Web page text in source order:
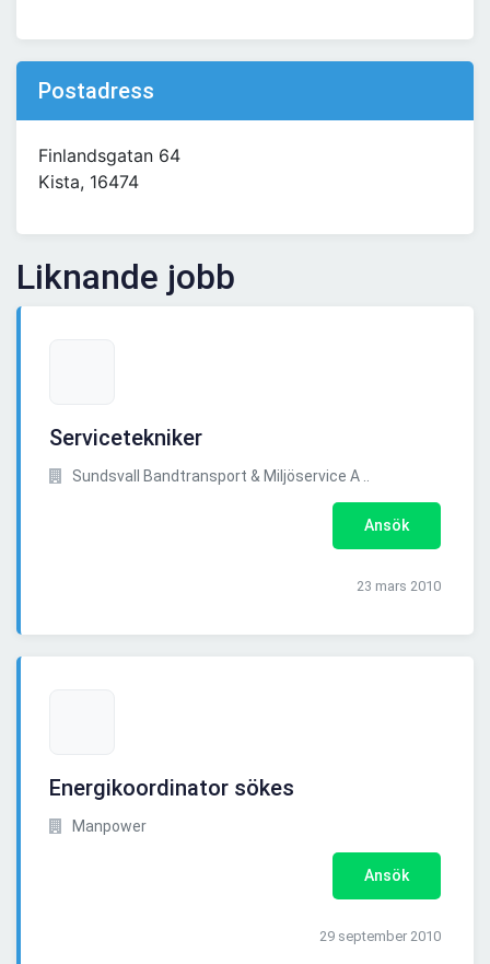
Postadress
Finlandsgatan 64
Kista, 16474
Liknande jobb
Servicetekniker
Sundsvall Bandtransport & Miljöservice A ..
Ansök
23 mars 2010
Energikoordinator sökes
Manpower
Ansök
29 september 2010